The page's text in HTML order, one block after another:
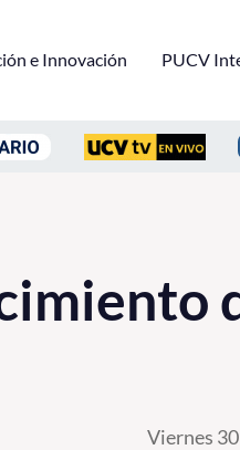
e Innovación PUCV
Viernes